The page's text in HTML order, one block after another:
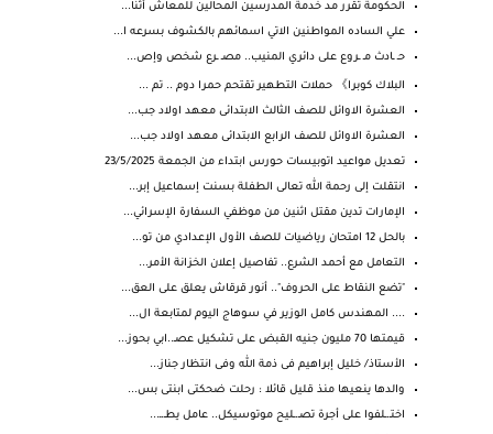
الحكومة تقرر مد خدمة المدرسين المحالين للمعاش أثنا...
علي الساده المواطنين الاتي اسمائهم بالكشوف بسرعه ا...
حـ ـادث مـ ـروع على دائري المنيب.. مصـ ـرع شخص وإص...
البلاك كوبرا》 حملات التطهير تقتحم حمرا دوم .. تم ...
العشرة الاوائل للصف الثالث الابتدائى معهد اولاد جب...
العشرة الاوائل للصف الرابع الابتدائى معهد اولاد جب...
تعديل مواعيد اتوبيسات حورس ابتداء من الجمعة 23/5/2025
انتقلت إلى رحمة الله تعالى الطفلة بسنت إسماعيل إبر...
الإمارات تدين مقتل اثنين من موظفي السفارة الإسرائي...
بالحل 12 امتحان رياضيات للصف الأول الإعدادي من تو...
التعامل مع أحمد الشرع.. تفاصيل إعلان الخزانة الأمر...
"تضع النقاط على الحروف".. أنور قرقاش يعلق على العق...
.... المهندس كامل الوزير في سوهاج اليوم لمتابعة ال...
قيمتها 70 مليون جنيه القبض على تشكيل عصـ..ابي بحوز...
الأستاذ/ خليل إبراهيم فى ذمة الله وفى انتظار جناز...
والدها ينعيها منذ قليل قائلا : رحلت ضحكتى ابنتى بس...
اختـ.ـلفوا على أجرة تصـ.ـليح موتوسيكل.. عامل يطـ.ـ...